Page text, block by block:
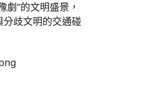
”的文明盛景，
歧文明的交通碰